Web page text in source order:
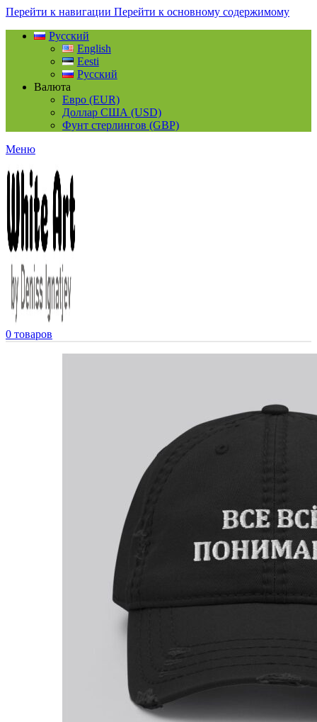
Перейти к навигации Перейти к основному содержимому
Русский
English
Eesti
Русский
Валюта
Евро (EUR)
Доллар США (USD)
Фунт стерлингов (GBP)
Меню
0 товаров